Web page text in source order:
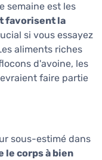
semaine est les
favorisent la
si vous essayez
aliments riches
d'avoine, les
faire partie
sous-estimé dans
le corps à bien